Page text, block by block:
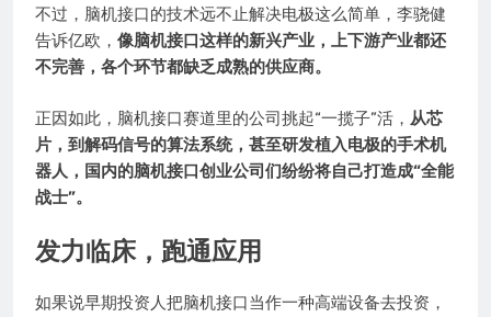
不过，脑机接口的技术远不止解决电极这么简单，李骁健
告诉亿欧， 像脑机接口这样的新兴产业，上下游产业都还
不完善，各个环节都缺乏成熟的供应商。
正因如此，脑机接口赛道里的公司挑起“一揽子”活， 从芯
片，到解码信号的算法系统，甚至研发植入电极的手术机
器人，国内的脑机接口创业公司们纷纷将自己打造成“全能
战士”。
发力临床，跑通应用
如果说早期投资人把脑机接口当作一种高端设备去投资，